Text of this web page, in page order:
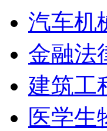
汽车机
金融法
建筑工
医学生